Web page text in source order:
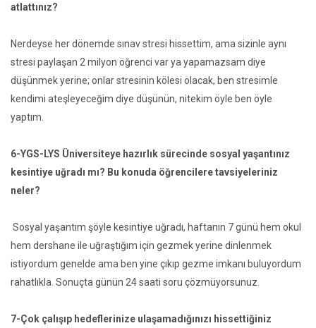
atlattınız?
Nerdeyse her dönemde sınav stresi hissettim, ama sizinle aynı
stresi paylaşan 2 milyon öğrenci var ya yapamazsam diye
düşünmek yerine; onlar stresinin kölesi olacak, ben stresimle
kendimi ateşleyeceğim diye düşünün, nitekim öyle ben öyle
yaptım.
6-YGS-LYS Üniversiteye hazırlık sürecinde sosyal yaşantınız
kesintiye uğradı mı? Bu konuda öğrencilere tavsiyeleriniz
neler?
Sosyal yaşantım şöyle kesintiye uğradı, haftanın 7 günü hem okul
hem dershane ile uğraştığım için gezmek yerine dinlenmek
istiyordum genelde ama ben yine çıkıp gezme imkanı buluyordum
rahatlıkla. Sonuçta günün 24 saati soru çözmüyorsunuz.
7-Çok çalışıp hedeflerinize ulaşamadığınızı hissettiğiniz